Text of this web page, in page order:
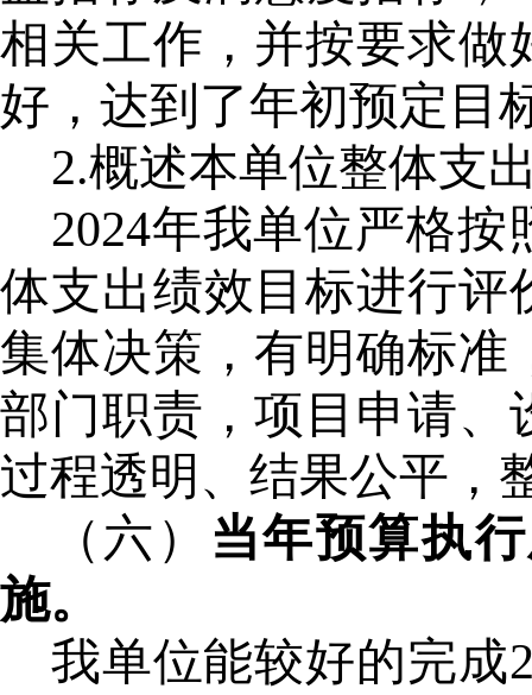
相关工作，并按要求做
好，达到了年初预定目
2.概述本单位整体支
2024年我单位严格
体支出绩效目标进行评
集体决策，有明确标
部门职责，项目申请、
过程透明、结果公平，
（六） 当年预算执
施。
我单位能较好的完成